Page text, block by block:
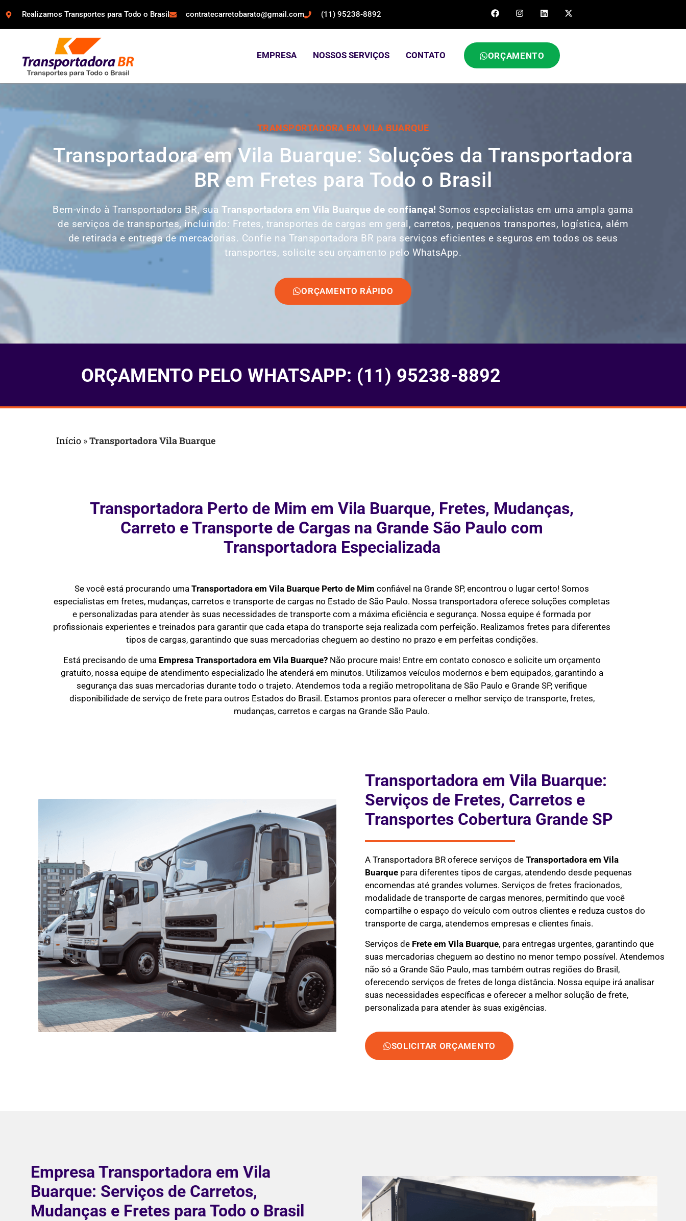
Realizamos Transportes para Todo o Brasil contratecarretobarato@gmail.com (11) 95238-8892
EMPRESA NOSSOS SERVIÇOS CONTATO ORÇAMENTO
TRANSPORTADORA EM VILA BUARQUE
Transportadora em Vila Buarque: Soluções da Transportadora
BR em Fretes para Todo o Brasil
Bem-vindo à Transportadora BR, sua Transportadora em Vila Buarque de confiança!Somos especialistas em uma ampla gama
de serviços de transportes, incluindo: Fretes, transportes de cargas em geral, carretos, pequenos transportes, logística, além
de retirada e entrega de mercadorias. Confie na Transportadora BR para serviços eficientes e seguros em todos os seus
transportes, solicite seu orçamento pelo WhatsApp.
ORÇAMENTO RÁPIDO
ORÇAMENTO PELO WHATSAPP: (11) 95238-8892
Início »Transportadora Vila Buarque
Transportadora Perto de Mim em Vila Buarque, Fretes, Mudanças,
Carreto e Transporte de Cargas na Grande São Paulo com
Transportadora Especializada
Se você está procurando uma Transportadora em Vila Buarque Perto de Mim confiável na Grande SP, encontrou o lugar certo! Somos
especialistas em fretes, mudanças, carretos e transporte de cargas no Estado de São Paulo. Nossa transportadora oferece soluções completas
e personalizadas para atender às suas necessidades de transporte com a máxima eficiência e segurança. Nossa equipe é formada por
profissionais experientes e treinados para garantir que cada etapa do transporte seja realizada com perfeição. Realizamos fretes para diferentes
tipos de cargas, garantindo que suas mercadorias cheguem ao destino no prazo e em perfeitas condições.
Está precisando de uma Empresa Transportadora em Vila Buarque?Não procure mais! Entre em contato conosco e solicite um orçamento
gratuito, nossa equipe de atendimento especializado lhe atenderá em minutos. Utilizamos veículos modernos e bem equipados, garantindo a
segurança das suas mercadorias durante todo o trajeto. Atendemos toda a região metropolitana de São Paulo e Grande SP, verifique
disponibilidade de serviço de frete para outros Estados do Brasil. Estamos prontos para oferecer o melhor serviço de transporte, fretes,
mudanças, carretos e cargas na Grande São Paulo.
Transportadora em Vila Buarque:
Serviços de Fretes, Carretos e
Transportes Cobertura Grande SP
A Transportadora BR oferece serviços de Transportadora em Vila
Buarquepara diferentes tipos de cargas, atendendo desde pequenas
encomendas até grandes volumes. Serviços de fretes fracionados,
modalidade de transporte de cargas menores, permitindo que você
compartilhe o espaço do veículo com outros clientes e reduza custos do
transporte de carga, atendemos empresas e clientes finais.
Serviços de Frete em Vila Buarque, para entregas urgentes, garantindo que
suas mercadorias cheguem ao destino no menor tempo possível. Atendemos
não só a Grande São Paulo, mas também outras regiões do Brasil,
oferecendo serviços de fretes de longa distância. Nossa equipe irá analisar
suas necessidades específicas e oferecer a melhor solução de frete,
personalizada para atender às suas exigências.
SOLICITAR ORÇAMENTO
Empresa Transportadora em Vila
Buarque: Serviços de Carretos,
Mudanças e Fretes para Todo o Brasil